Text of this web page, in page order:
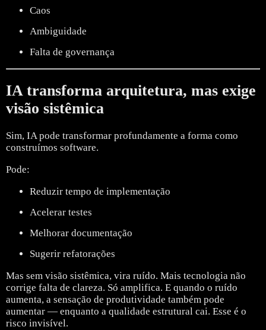
Caos
Ambiguidade
Falta de governança
IA transforma arquitetura, mas exige
visão sistêmica
Sim, IA pode transformar profundamente a forma como
construímos software.
Pode:
Reduzir tempo de implementação
Acelerar testes
Melhorar documentação
Sugerir refatorações
Mas sem visão sistêmica, vira ruído. Mais tecnologia não
corrige falta de clareza. Só amplifica. E quando o ruído
aumenta, a sensação de produtividade também pode
aumentar — enquanto a qualidade estrutural cai. Esse é o
risco invisível.